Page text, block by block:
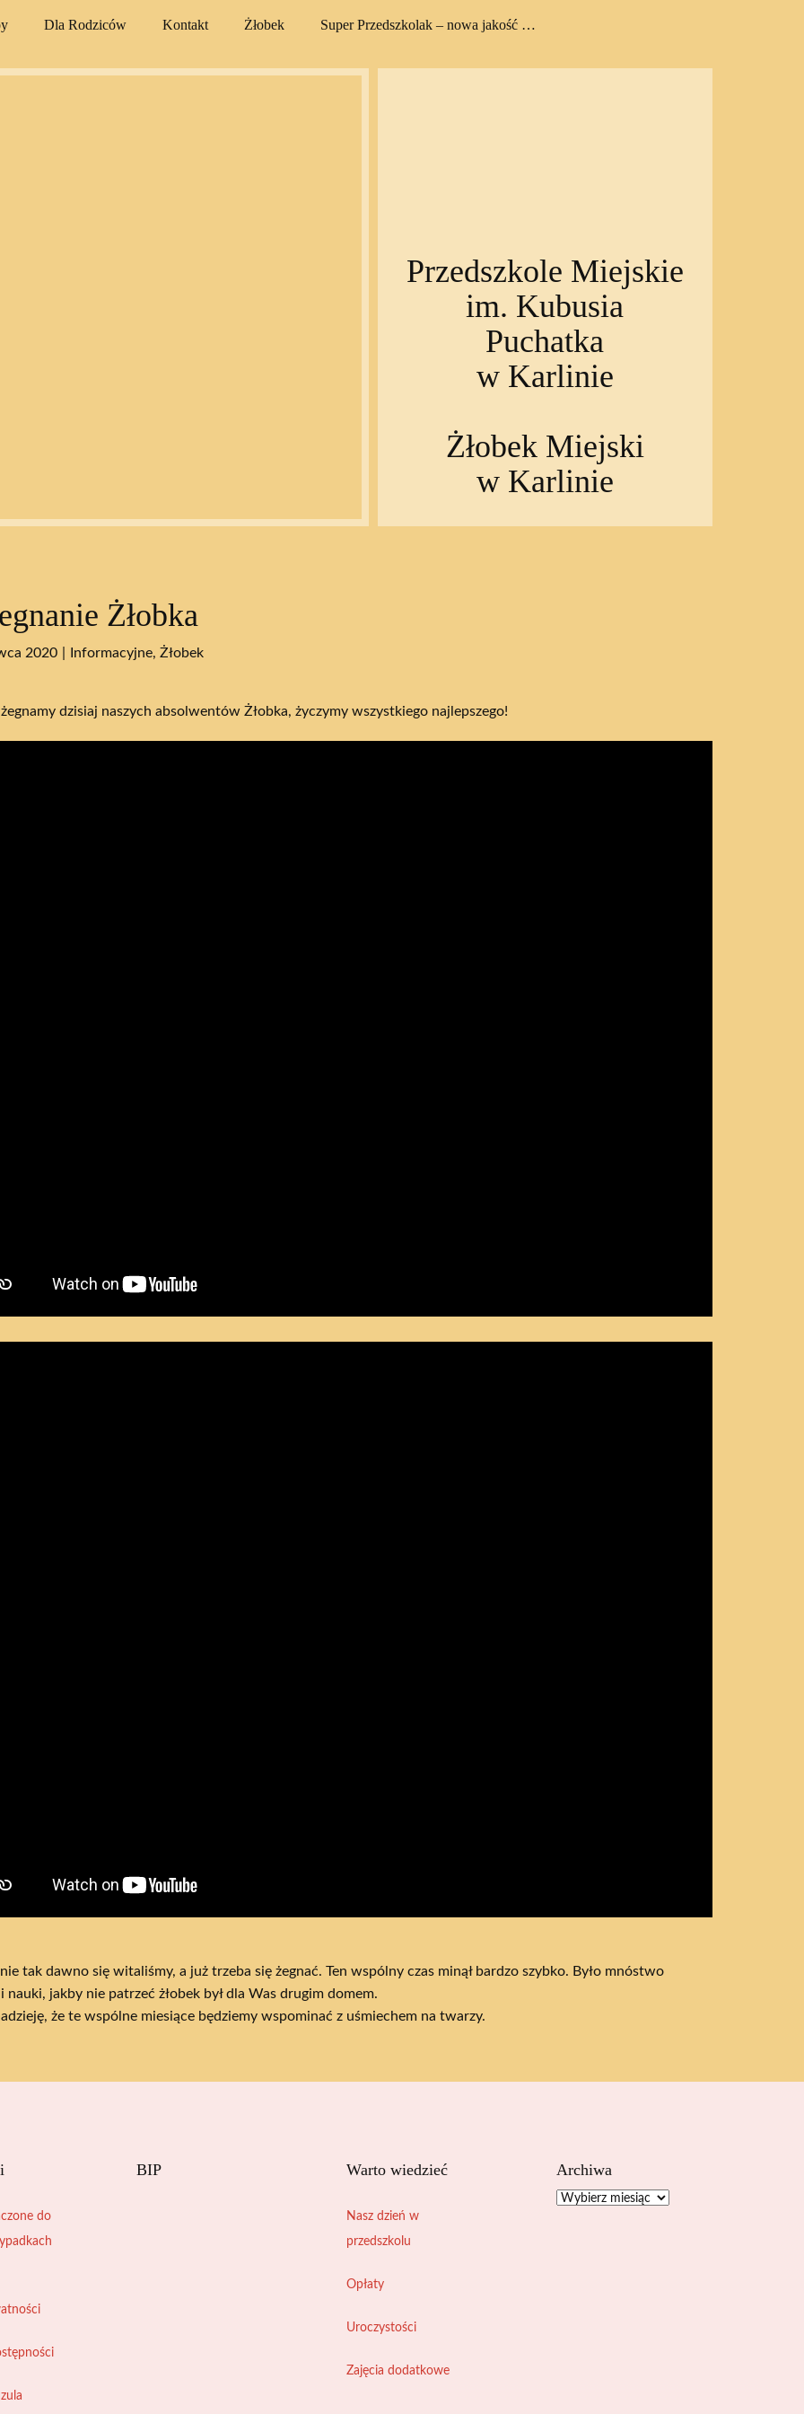
Dla Rodziców Kontakt Żłobek Super Przedszkolak – nowa jakość …
Przedszkole Miejskie
im. Kubusia
Puchatka
w Karlinie
Żłobek Miejski
w Karlinie
Żłobka
2020 Informacyjne, Żłobek
dzisiaj naszych absolwentów Żłobka, życzymy wszystkiego najlepszego!
nie tak dawno się witaliśmy, a już trzeba się żegnać. Ten wspólny czas minął bardzo szybko. Było mnóstwo
nauki, jakby nie patrzeć żłobek był dla Was drugim domem.
że te wspólne miesiące będziemy wspominać z uśmiechem na twarzy.
do
BIP Warto wiedzieć
Nasz dzień w
przedszkolu
Opłaty
Uroczystości
Zajęcia dodatkowe
Archiwa
Archiwa